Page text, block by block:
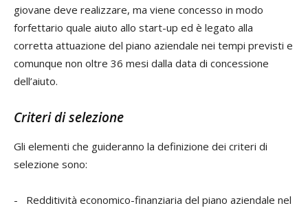
giovane deve realizzare, ma viene concesso in modo
forfettario quale aiuto allo start-up ed è legato alla
corretta attuazione del piano aziendale nei tempi previsti e
comunque non oltre 36 mesi dalla data di concessione
dell’aiuto.
Criteri di selezione
Gli elementi che guideranno la definizione dei criteri di
selezione sono:
- Redditività economico-finanziaria del piano aziendale nel